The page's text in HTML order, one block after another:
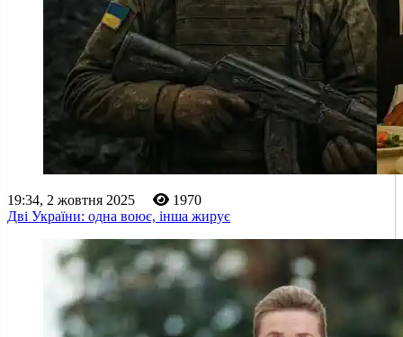
19:34, 2 жовтня 2025
1970
Дві України: одна воює, інша жирує